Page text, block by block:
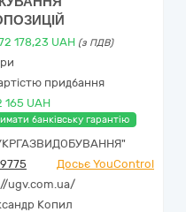
178,23 UAH (з ПДВ)
придбання
165 UAH
банківську гарантію
Досьє YouControl
ugv.com.ua/
Копил